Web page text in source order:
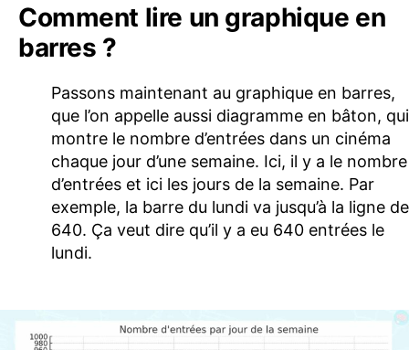
Comment lire un graphique en
barres ?
Passons maintenant au graphique en barres,
que l’on appelle aussi diagramme en bâton, qui
montre le nombre d’entrées dans un cinéma
chaque jour d’une semaine. Ici, il y a le nombre
d’entrées et ici les jours de la semaine. Par
exemple, la barre du lundi va jusqu’à la ligne de
640. Ça veut dire qu’il y a eu 640 entrées le
lundi.